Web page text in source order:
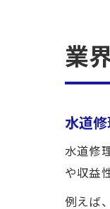
業
水道
水道修
や収益
例えば